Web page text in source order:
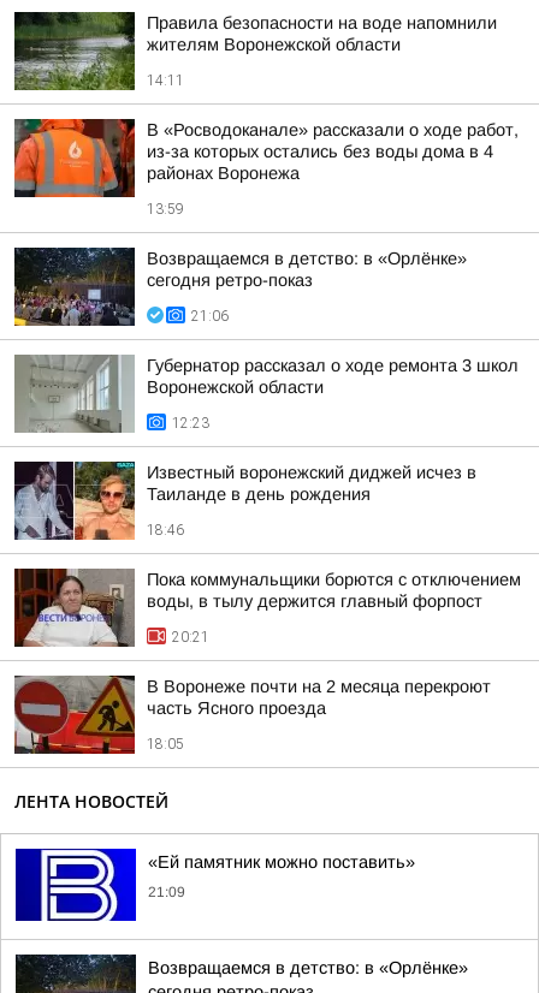
Правила безопасности на воде напомнили
жителям Воронежской области
14:11
В «Росводоканале» рассказали о ходе работ,
из-за которых остались без воды дома в 4
районах Воронежа
13:59
Возвращаемся в детство: в «Орлёнке»
сегодня ретро-показ
21:06
Губернатор рассказал о ходе ремонта 3 школ
Воронежской области
12:23
Известный воронежский диджей исчез в
Таиланде в день рождения
18:46
Пока коммунальщики борются с отключением
воды, в тылу держится главный форпост
20:21
В Воронеже почти на 2 месяца перекроют
часть Ясного проезда
18:05
ЛЕНТА НОВОСТЕЙ
«Ей памятник можно поставить»
21:09
Возвращаемся в детство: в «Орлёнке»